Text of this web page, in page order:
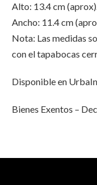
Alto: 13.4 cm
Ancho: 11.4 cm
Nota: Las medidas
con el tapabocas
Disponible en
Bienes Exentos –